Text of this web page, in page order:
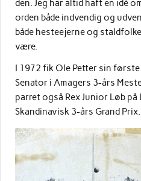
den. Jeg har altid haft en idé
orden både indvendig og
både hesteejerne og
være.
I 1972 fik Ole Petter sin
Senator i Amagers 3-års
parret også Rex Junior Løb
Skandinavisk 3-års Grand Prix.